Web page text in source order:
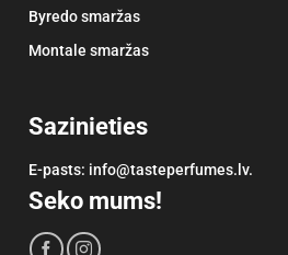
Byredo smaržas
Montale smaržas
Sazinieties
E-pasts: info@tasteperfumes.lv.
Seko mums!